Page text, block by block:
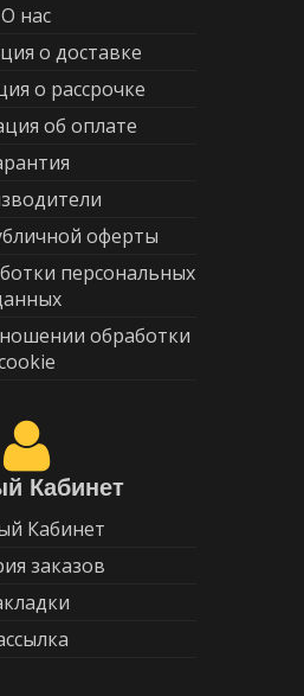
О нас
о доставке
о рассрочке
об оплате
оферты
персональных
обработки
Кабинет
Кабинет
заказов